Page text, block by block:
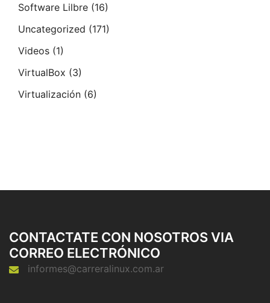
Software Lilbre (16)
Uncategorized (171)
Videos (1)
VirtualBox (3)
Virtualización (6)
CONTACTATE CON NOSOTROS VIA
CORREO ELECTRÓNICO
informes@carreralinux.com.ar